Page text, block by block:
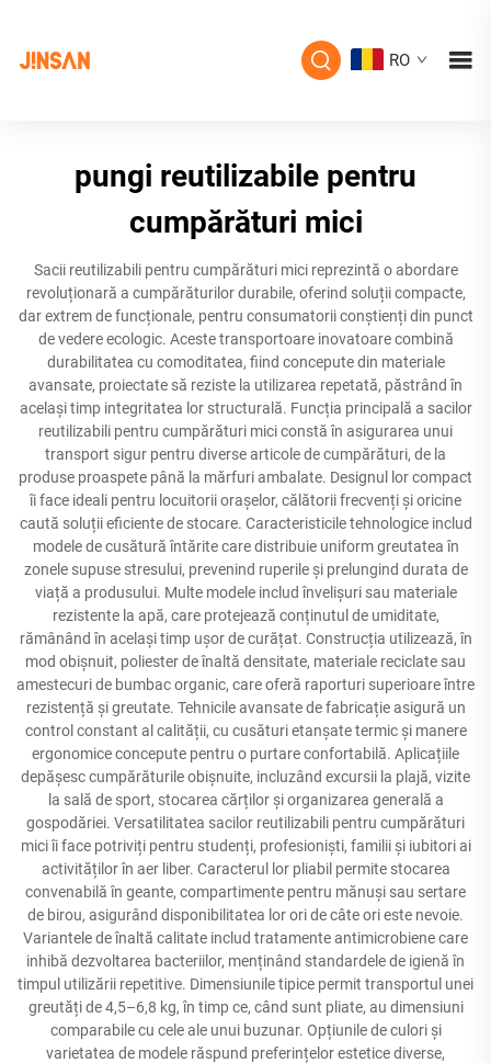
RO
pungi reutilizabile pentru
cumpărături mici
Sacii reutilizabili pentru cumpărături mici reprezintă o abordare
revoluționară a cumpărăturilor durabile, oferind soluții compacte,
dar extrem de funcționale, pentru consumatorii conștienți din punct
de vedere ecologic. Aceste transportoare inovatoare combină
durabilitatea cu comoditatea, fiind concepute din materiale
avansate, proiectate să reziste la utilizarea repetată, păstrând în
același timp integritatea lor structurală. Funcția principală a sacilor
reutilizabili pentru cumpărături mici constă în asigurarea unui
transport sigur pentru diverse articole de cumpărături, de la
produse proaspete până la mărfuri ambalate. Designul lor compact
îi face ideali pentru locuitorii orașelor, călătorii frecvenți și oricine
caută soluții eficiente de stocare. Caracteristicile tehnologice includ
modele de cusătură întărite care distribuie uniform greutatea în
zonele supuse stresului, prevenind ruperile și prelungind durata de
viață a produsului. Multe modele includ învelișuri sau materiale
rezistente la apă, care protejează conținutul de umiditate,
rămânând în același timp ușor de curățat. Construcția utilizează, în
mod obișnuit, poliester de înaltă densitate, materiale reciclate sau
amestecuri de bumbac organic, care oferă raporturi superioare între
rezistență și greutate. Tehnicile avansate de fabricație asigură un
control constant al calității, cu cusături etanșate termic și manere
ergonomice concepute pentru o purtare confortabilă. Aplicațiile
depășesc cumpărăturile obișnuite, incluzând excursii la plajă, vizite
la sală de sport, stocarea cărților și organizarea generală a
gospodăriei. Versatilitatea sacilor reutilizabili pentru cumpărături
mici îi face potriviți pentru studenți, profesioniști, familii și iubitori ai
activităților în aer liber. Caracterul lor pliabil permite stocarea
convenabilă în geante, compartimente pentru mănuși sau sertare
de birou, asigurând disponibilitatea lor ori de câte ori este nevoie.
Variantele de înaltă calitate includ tratamente antimicrobiene care
inhibă dezvoltarea bacteriilor, menținând standardele de igienă în
timpul utilizării repetitive. Dimensiunile tipice permit transportul unei
greutăți de 4,5–6,8 kg, în timp ce, când sunt pliate, au dimensiuni
comparabile cu cele ale unui buzunar. Opțiunile de culori și
varietatea de modele răspund preferințelor estetice diverse,